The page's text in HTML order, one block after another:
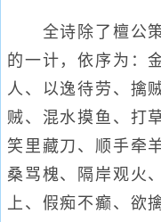
全诗除了檀公策
的一计，依序为：
人、以逸待劳、擒
贼、混水摸鱼、打
笑里藏刀、顺手牵
桑骂槐、隔岸观火
上、假痴不癫、欲